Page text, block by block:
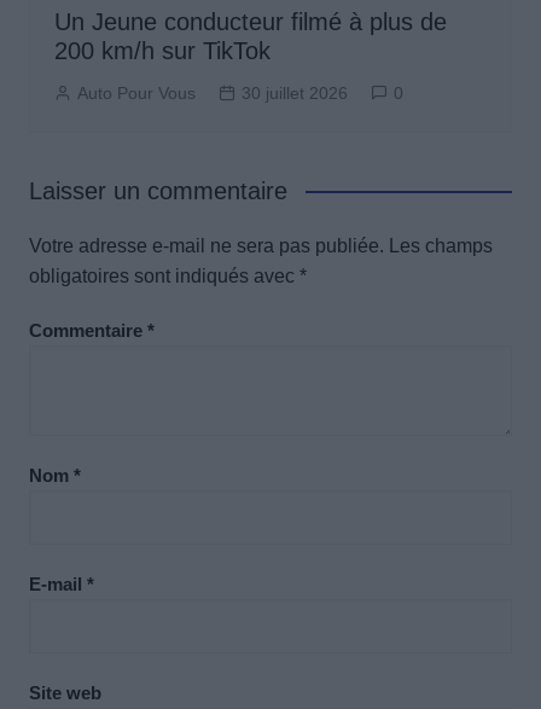
Un Jeune conducteur filmé à plus de
200 km/h sur TikTok
Auto Pour Vous 30 juillet 2026 0
Laisser un commentaire
Votre adresse e-mail ne sera pas publiée.
Les champs
obligatoires sont indiqués avec *
Commentaire *
Nom *
E-mail *
Site web